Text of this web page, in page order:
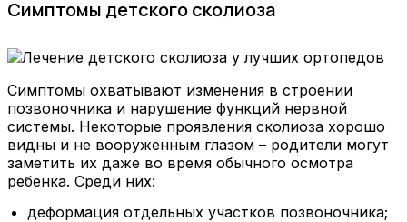
Симптомы детского сколиоза
Симптомы охватывают изменения в строении
позвоночника и нарушение функций нервной
системы. Некоторые проявления сколиоза хорошо
видны и не вооруженным глазом – родители могут
заметить их даже во время обычного осмотра
ребенка. Среди них:
деформация отдельных участков позвоночника;